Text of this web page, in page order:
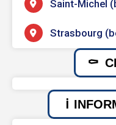
Saint-Michel
Strasbourg